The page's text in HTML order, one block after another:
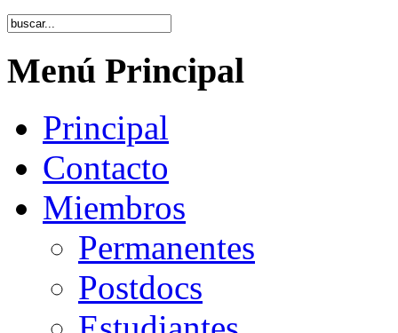
Menú Principal
Principal
Contacto
Miembros
Permanentes
Postdocs